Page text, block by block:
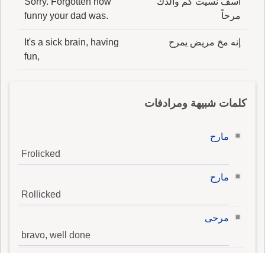
مرحاً
funny your dad was.
إنه مخ مريض يمرح
It's a sick brain, having
fun,
كلمات شبيهة ومرادفات
مارح
Frolicked
مارح
Rollicked
مرحى
bravo, well done